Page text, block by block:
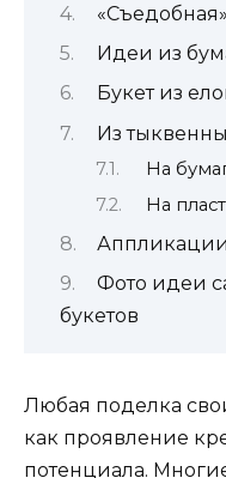
Идеи из
Букет из
Из
На
На
Фото идеи
букетов
Любая поделка
как проявление
потенциала.